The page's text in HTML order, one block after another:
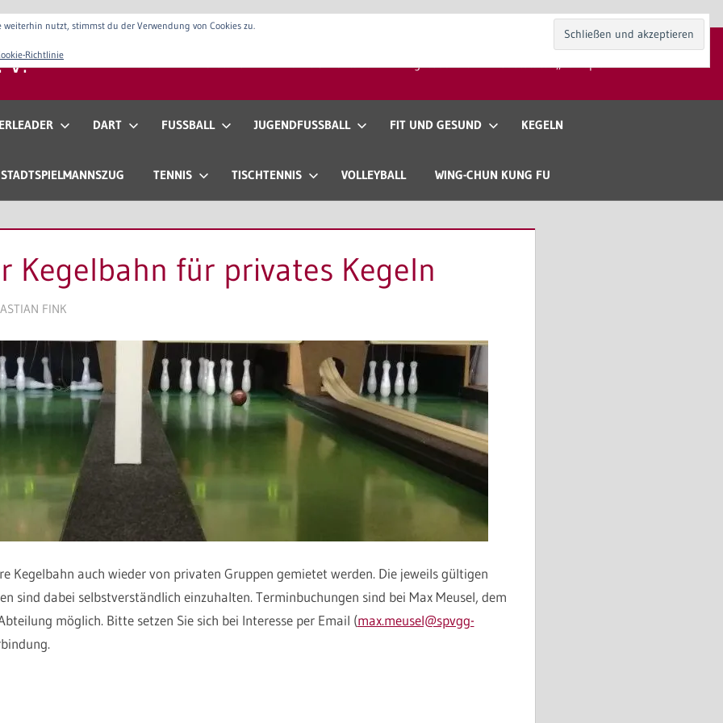
Verein Vorstand Anfahrt & Kontakt Mitgliedschaft Gaststätte „Zur Spieli“
DART FUSSBALL JUGENDFUSSBALL FIT UND GESUND KEGELN
STADTSPIELMANNSZUG TENNIS TISCHTENNIS VOLLEYBALL WING-CHUN KUNG FU
Kegelbahn für privates Kegeln
FINK
Kegelbahn auch wieder von privaten Gruppen gemietet werden. Die jeweils gültigen
sind dabei selbstverständlich einzuhalten. Terminbuchungen sind bei Max Meusel, dem
möglich. Bitte setzen Sie sich bei Interesse per Email (max.meusel@spvgg-
weiterhin nutzt, stimmst du der Verwendung von Cookies zu.
Richtlinie